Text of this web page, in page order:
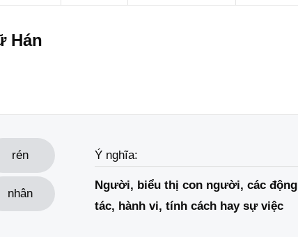
Hán
rén
nhân
Ý nghĩa:
Người, biểu thị con người, các động
tác, hành vi, tính cách hay sự việc